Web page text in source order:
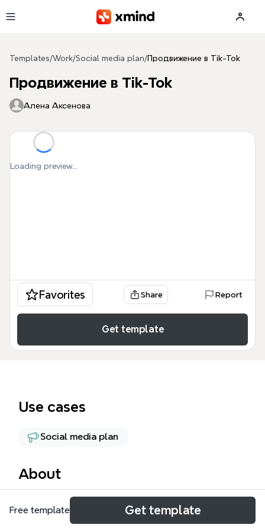
Templates/Work/Social media plan/Продвижение в Tik-Tok
Продвижение в Tik-Tok
Алена Аксенова
Loading preview...
Favorites Share Report
Get template
Use cases
Social media plan
About
Данный шаблон Xmind представляет собой
структурированную дорожную карту курса
Free template Get template